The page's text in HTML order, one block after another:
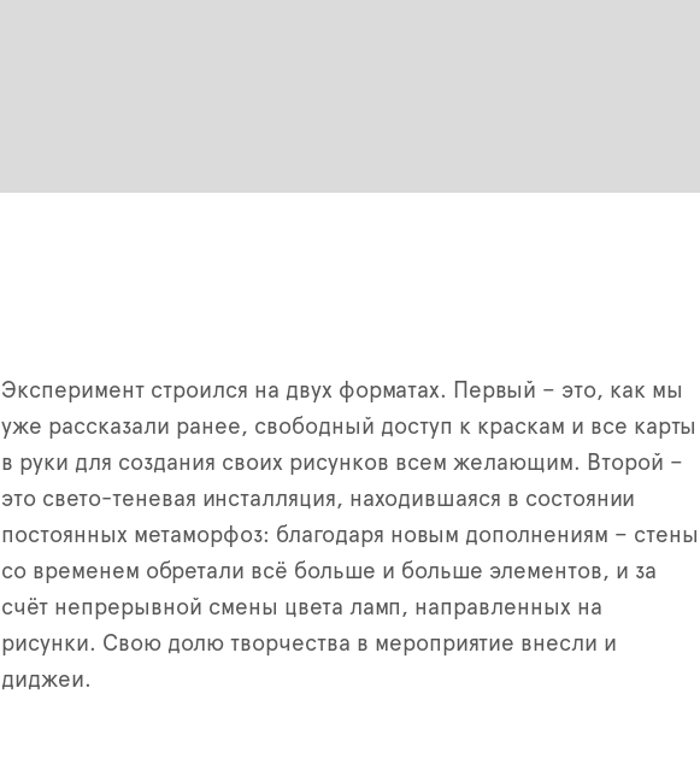
Эксперимент строился на двух форматах. Первый – это, как мы
уже рассказали ранее, свободный доступ к краскам и все карты
в руки для создания своих рисунков всем желающим. Второй –
это свето-теневая инсталляция, находившаяся в состоянии
постоянных метаморфоз: благодаря новым дополнениям – стены
со временем обретали всё больше и больше элементов, и за
счёт непрерывной смены цвета ламп, направленных на
рисунки. Свою долю творчества в мероприятие внесли и
диджеи.